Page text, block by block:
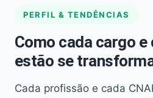
PERFIL & TENDÊNCIAS
Como cada cargo
estão se
Cada profissão e cada